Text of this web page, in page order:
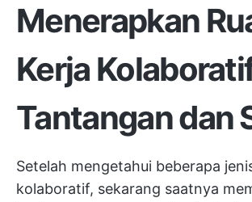
Menerapkan
Kerja
Tantangan dan
Setelah mengetahui beberapa
kolaboratif, sekarang saatnya